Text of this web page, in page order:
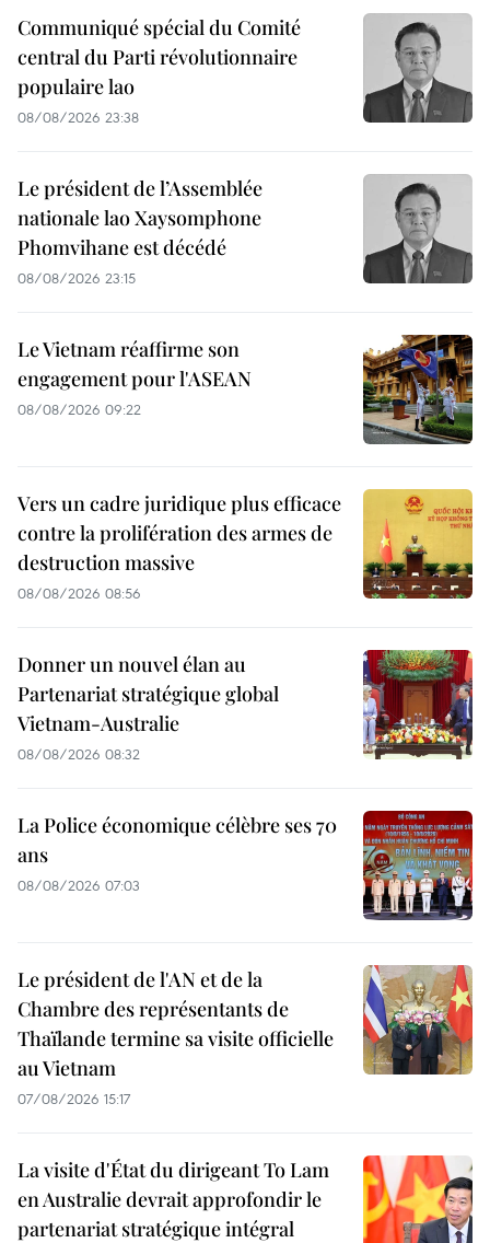
Communiqué spécial du Comité
central du Parti révolutionnaire
populaire lao
08/08/2026 23:38
Le président de l’Assemblée
nationale lao Xaysomphone
Phomvihane est décédé
08/08/2026 23:15
Le Vietnam réaffirme son
engagement pour l'ASEAN
08/08/2026 09:22
Vers un cadre juridique plus efficace
contre la prolifération des armes de
destruction massive
08/08/2026 08:56
Donner un nouvel élan au
Partenariat stratégique global
Vietnam-Australie
08/08/2026 08:32
La Police économique célèbre ses 70
ans
08/08/2026 07:03
Le président de l'AN et de la
Chambre des représentants de
Thaïlande termine sa visite officielle
au Vietnam
07/08/2026 15:17
La visite d'État du dirigeant To Lam
en Australie devrait approfondir le
partenariat stratégique intégral